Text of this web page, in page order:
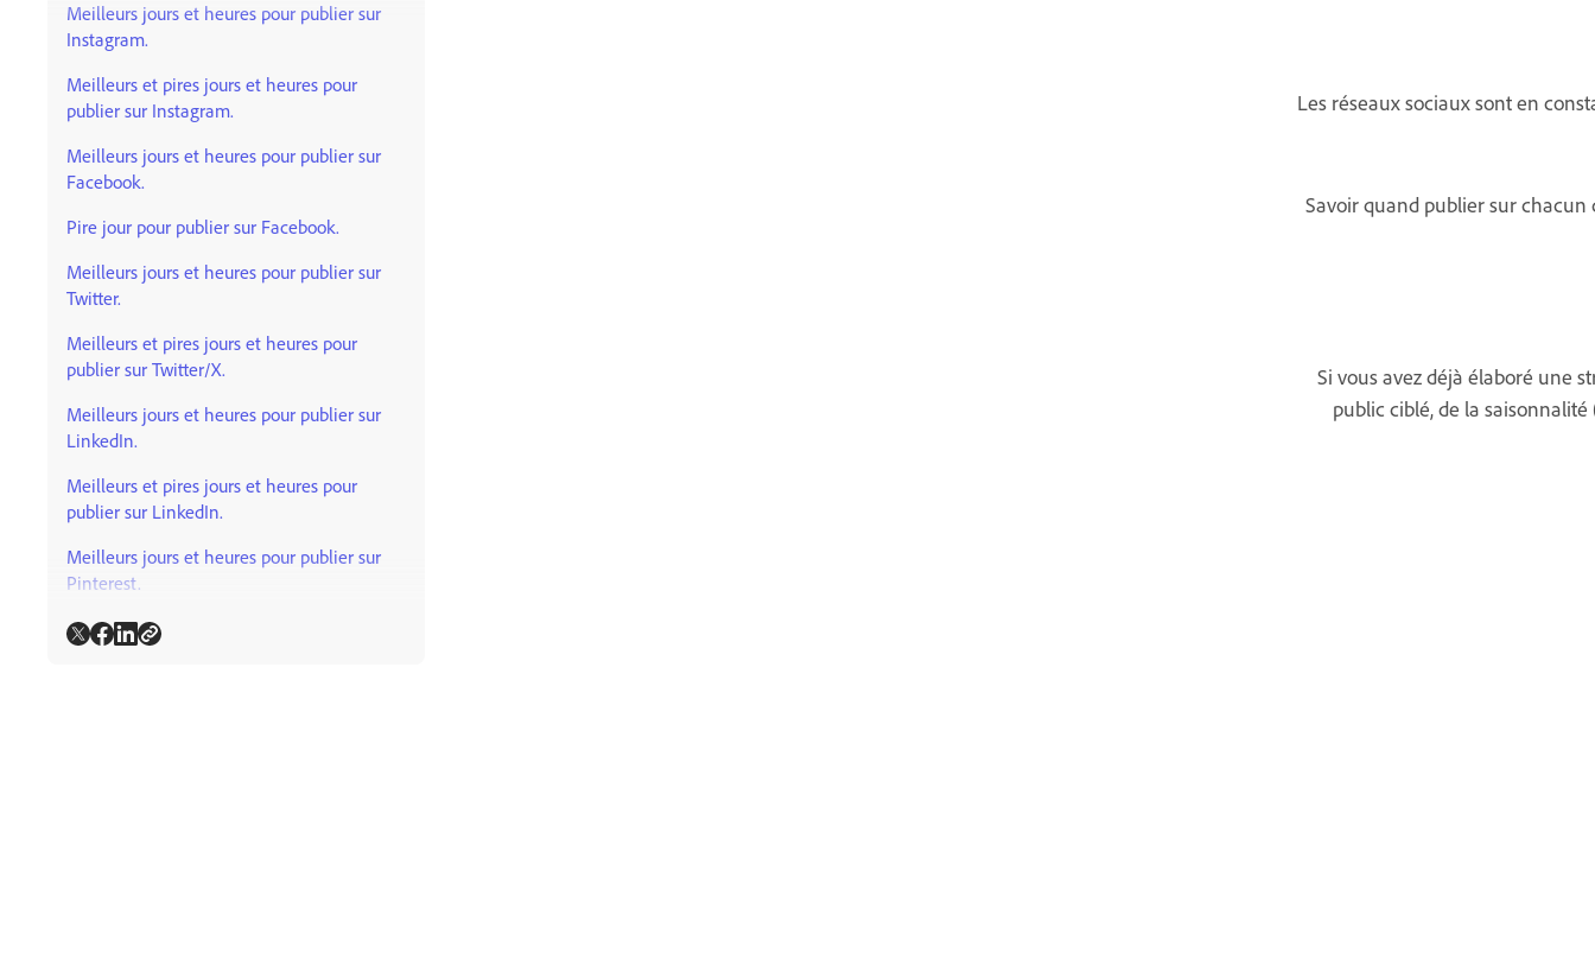
Meilleurs jours et heures pour publier sur
Instagram.
Meilleurs et pires jours et heures pour
publier sur Instagram.
Meilleurs jours et heures pour publier sur
Facebook.
Pire jour pour publier sur Facebook.
Meilleurs jours et heures pour publier sur
Twitter.
Meilleurs et pires jours et heures pour
publier sur Twitter/X.
Meilleurs jours et heures pour publier sur
LinkedIn.
Meilleurs et pires jours et heures pour
publier sur LinkedIn.
Meilleurs jours et heures pour publier sur
Pinterest.
Meilleurs jours et heures pour publier sur
Les réseaux sociaux sont en
Savoir quand publier sur chacun
Si vous avez déjà élaboré une
public ciblé, de la